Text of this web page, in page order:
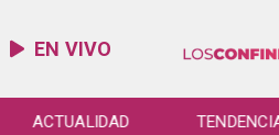
EN VIVO
ACTUALIDAD